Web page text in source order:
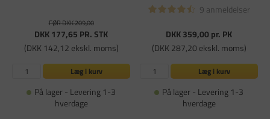
FØR DKK 209,00
DKK 177,65 PR. STK
(DKK 142,12 ekskl. moms)
Læg i kurv
På lager - Levering 1-3
hverdage
9 anmeldelser
DKK 359,00pr. PK
(DKK 287,20 ekskl. moms)
Læg i kurv
På lager - Levering 1-3
hverdage